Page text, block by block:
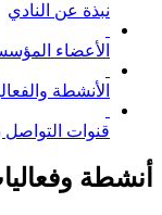
نبذة عن النادي
الأعضاء
الأنشطة
قنوات التواصل
أنشطة